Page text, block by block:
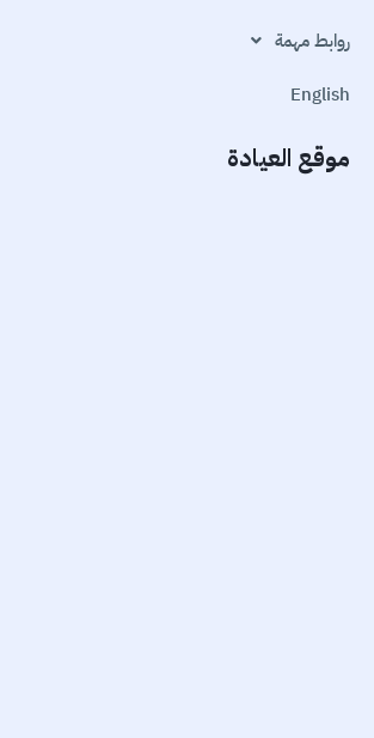
روابط مهمة
English
موقع العيادة